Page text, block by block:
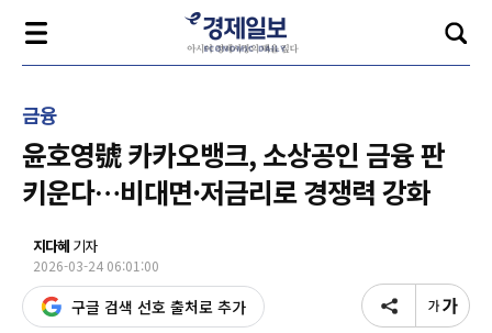
금융
윤호영號 카카오뱅크, 소상공인 금융 판
키운다…비대면·저금리로 경쟁력 강화
지다혜 기자
2026-03-24 06:01:00
구글 검색 선호 출처로 추가